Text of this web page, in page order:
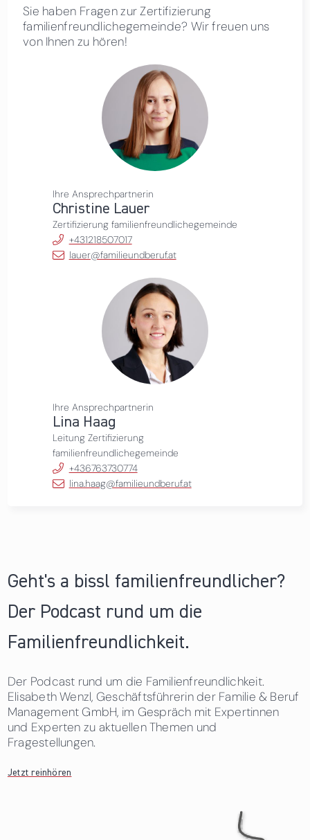
Sie haben Fragen zur Zertifizierung
familienfreundlichegemeinde? Wir freuen uns
von Ihnen zu hören!
Ihre Ansprechpartnerin
Christine Lauer
Zertifizierung familienfreundlichegemeinde
+431218507017
lauer@familieundberuf.at
Ihre Ansprechpartnerin
Lina Haag
Leitung Zertifizierung
familienfreundlichegemeinde
+436763730774
lina.haag@familieundberuf.at
Geht's a bissl familienfreundlicher?
Der Podcast rund um die
Familienfreundlichkeit.
Der Podcast rund um die Familienfreundlichkeit.
Elisabeth Wenzl, Geschäftsführerin der Familie & Beruf
Management GmbH, im Gespräch mit Expertinnen
und Experten zu aktuellen Themen und
Fragestellungen.
Jetzt reinhören